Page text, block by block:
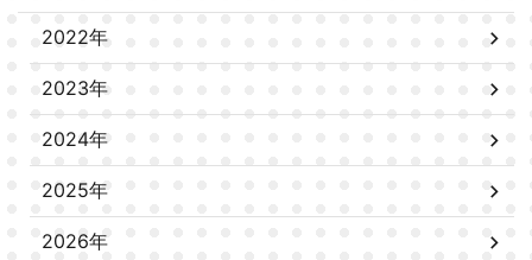
2022年
2023年
2024年
2025年
2026年